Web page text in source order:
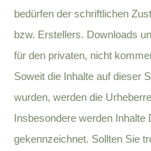
bedürfen der schriftlichen
bzw. Erstellers. Downloads
für den privaten, nicht
Soweit die Inhalte auf dieser
wurden, werden die
Insbesondere werden Inhalte
gekennzeichnet. Sollten Sie